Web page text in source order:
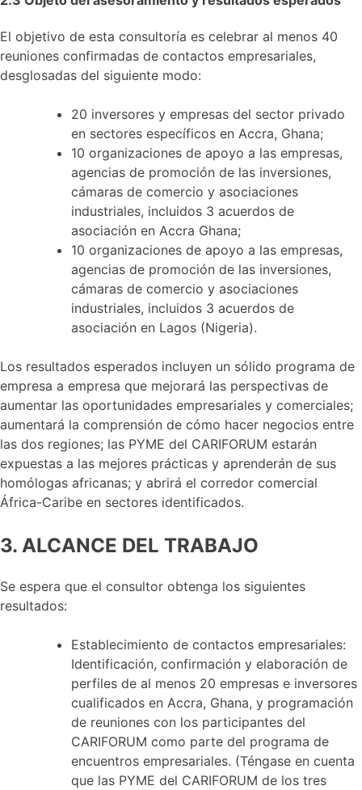
El objetivo de esta consultoría es celebrar al menos 40
reuniones confirmadas de contactos empresariales,
desglosadas del siguiente modo:
20 inversores y empresas del sector privado
en sectores específicos en Accra, Ghana;
10 organizaciones de apoyo a las empresas,
agencias de promoción de las inversiones,
cámaras de comercio y asociaciones
industriales, incluidos 3 acuerdos de
asociación en Accra Ghana;
10 organizaciones de apoyo a las empresas,
agencias de promoción de las inversiones,
cámaras de comercio y asociaciones
industriales, incluidos 3 acuerdos de
asociación en Lagos (Nigeria).
Los resultados esperados incluyen un sólido programa de
empresa a empresa que mejorará las perspectivas de
aumentar las oportunidades empresariales y comerciales;
aumentará la comprensión de cómo hacer negocios entre
las dos regiones; las PYME del CARIFORUM estarán
expuestas a las mejores prácticas y aprenderán de sus
homólogas africanas; y abrirá el corredor comercial
África-Caribe en sectores identificados.
3. ALCANCE DEL TRABAJO
Se espera que el consultor obtenga los siguientes
resultados:
Establecimiento de contactos empresariales:
Identificación, confirmación y elaboración de
perfiles de al menos 20 empresas e inversores
cualificados en Accra, Ghana, y programación
de reuniones con los participantes del
CARIFORUM como parte del programa de
encuentros empresariales. (Téngase en cuenta
que las PYME del CARIFORUM de los tres